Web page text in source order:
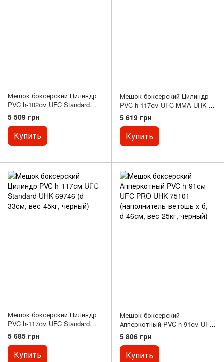
Мешок боксерский Цилиндр
PVC h-102см UFC Standard
UHK-69745 (d-33см, вес-32кг,
черный)
5 509 грн
Купить
Мешок боксерский Цилиндр
PVC h-117см UFC MMA UHK-
69747 (d-33см, вес-36кг,
красный)
5 619 грн
Купить
Мешок боксерский Цилиндр
PVC h-117см UFC Standard
UHK-69746 (d-33см, вес-45кг,
черный)
5 685 грн
Купить
Мешок боксерский
Апперкотный PVC h-91см UFC
PRO UHK-75101 (наполнитель-
ветошь х-б, d-46см, вес-25кг,
черный)
5 806 грн
Купить